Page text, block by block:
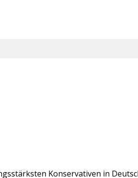
Konservativen in